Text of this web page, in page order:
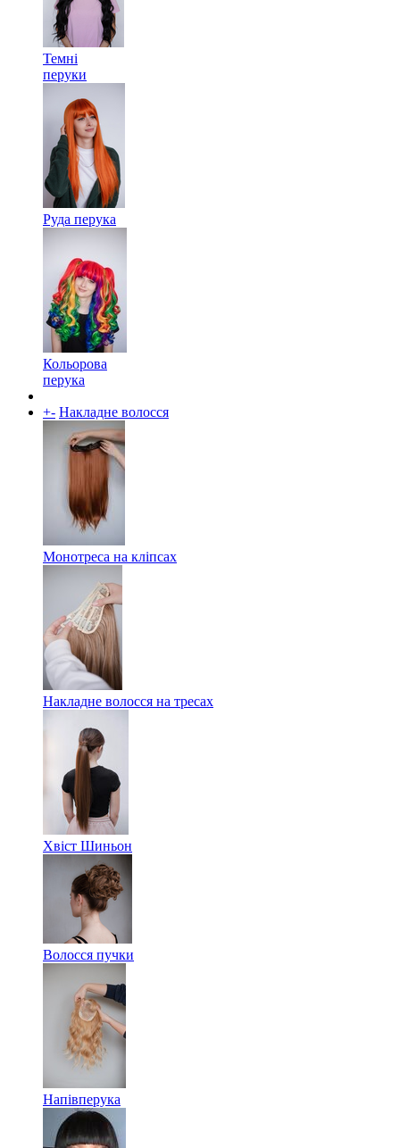
Темні
перуки
Руда перука
Кольорова
перука
+- Накладне волосся
Монотреса на кліпсах
Накладне волосся на тресах
Хвіст Шиньон
Волосся пучки
Напівперука